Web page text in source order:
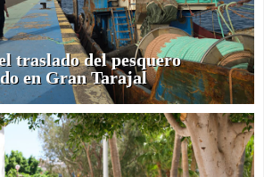
traslado del pesquero
en Gran Tarajal